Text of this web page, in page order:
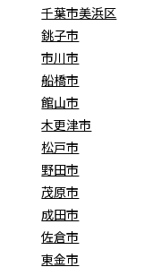
千葉市美浜区
銚子市
市川市
船橋市
館山市
木更津市
松戸市
野田市
茂原市
成田市
佐倉市
東金市